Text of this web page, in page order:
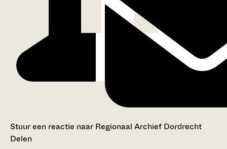
Stuur een reactie naar Regionaal Archief Dordrecht
Delen